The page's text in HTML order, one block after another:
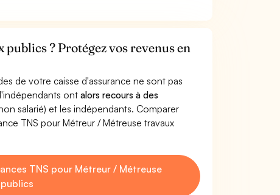
? Protégez vos revenus en
de votre caisse d'assurance ne sont pas
ontalors recours à des
salarié) et les indépendants. Comparer
TNS pour Métreur / Métreuse travaux
TNS pour Métreur / Métreuse